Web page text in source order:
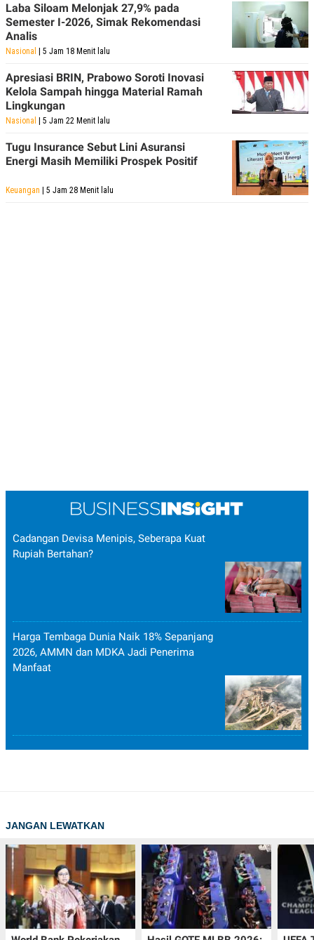
Laba Siloam Melonjak 27,9% pada
Semester I-2026, Simak Rekomendasi
Analis
Nasional | 5 Jam 18 Menit lalu
Apresiasi BRIN, Prabowo Soroti Inovasi
Kelola Sampah hingga Material Ramah
Lingkungan
Nasional | 5 Jam 22 Menit lalu
Tugu Insurance Sebut Lini Asuransi
Energi Masih Memiliki Prospek Positif
Keuangan | 5 Jam 28 Menit lalu
Cadangan Devisa Menipis, Seberapa Kuat
Rupiah Bertahan?
Harga Tembaga Dunia Naik 18% Sepanjang
2026, AMMN dan MDKA Jadi Penerima
Manfaat
JANGAN LEWATKAN